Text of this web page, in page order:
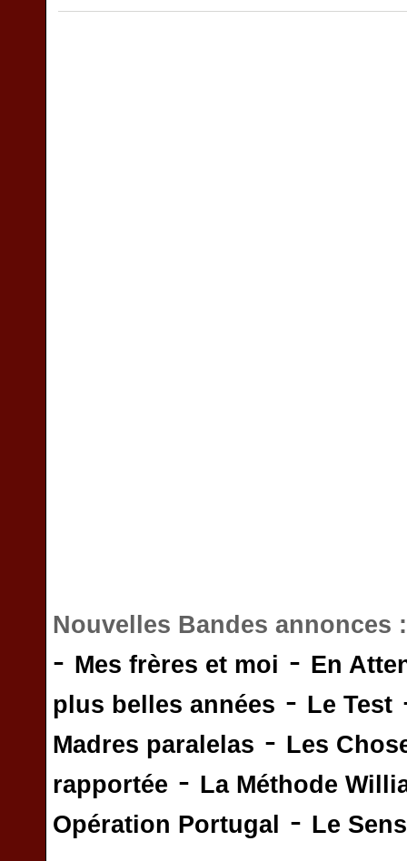
Nouvelles Bandes annonces
- Mes frères et moi - En
plus belles années - Le Test
Madres paralelas - Les
rapportée - La Méthode
Opération Portugal
- Le